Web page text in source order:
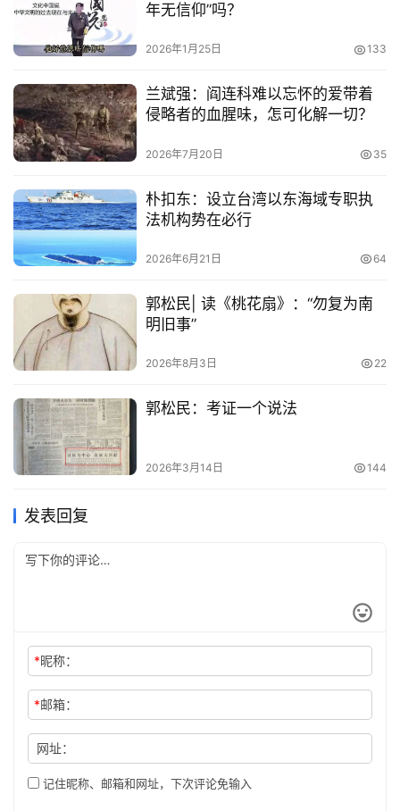
年无信仰”吗？
2026年1月25日 133
兰斌强：阎连科难以忘怀的爱带着
侵略者的血腥味，怎可化解一切？
2026年7月20日 35
朴扣东：设立台湾以东海域专职执
法机构势在必行
2026年6月21日 64
郭松民| 读《桃花扇》：“勿复为南
明旧事”
2026年8月3日 22
郭松民：考证一个说法
2026年3月14日 144
发表回复
*昵称：
*邮箱：
网址：
记住昵称、邮箱和网址，下次评论免输入